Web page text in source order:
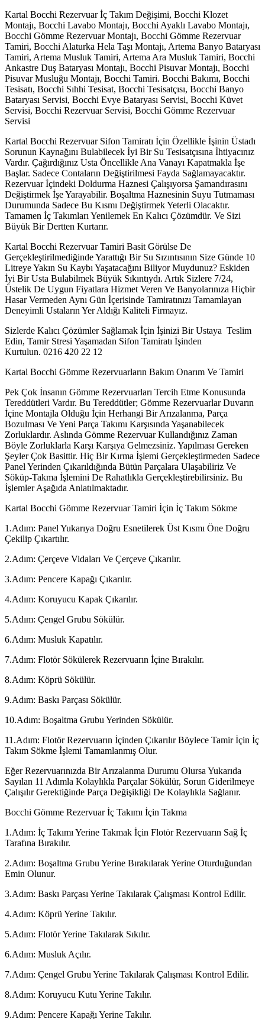
Kartal Bocchi Rezervuar İç Takım Değişimi, Bocchi Klozet
Montajı, Bocchi Lavabo Montajı, Bocchi Ayaklı Lavabo Montajı,
Bocchi Gömme Rezervuar Montajı, Bocchi Gömme Rezervuar
Tamiri, Bocchi Alaturka Hela Taşı Montajı, Artema Banyo Bataryası
Tamiri, Artema Musluk Tamiri, Artema Ara Musluk Tamiri, Bocchi
Ankastre Duş Bataryası Montajı, Bocchi Pisuvar Montajı, Bocchi
Pisuvar Musluğu Montajı, Bocchi Tamiri. Bocchi Bakımı, Bocchi
Tesisatı, Bocchi Sıhhi Tesisat, Bocchi Tesisatçısı, Bocchi Banyo
Bataryası Servisi, Bocchi Evye Bataryası Servisi, Bocchi Küvet
Servisi, Bocchi Rezervuar Servisi, Bocchi Gömme Rezervuar
Servisi
Kartal Bocchi Rezervuar Sifon Tamiratı İçin Özellikle İşinin Üstadı
Sorunun Kaynağını Bulabilecek İyi Bir Su Tesisatçısına İhtiyacınız
Vardır. Çağırdığınız Usta Öncellikle Ana Vanayı Kapatmakla İşe
Başlar. Sadece Contaların Değiştirilmesi Fayda Sağlamayacaktır.
Rezervuar İçindeki Doldurma Haznesi Çalışıyorsa Şamandırasını
Değiştirmek İşe Yarayabilir. Boşaltma Haznesinin Suyu Tutmaması
Durumunda Sadece Bu Kısmı Değiştirmek Yeterli Olacaktır.
Tamamen İç Takımları Yenilemek En Kalıcı Çözümdür. Ve Sizi
Büyük Bir Dertten Kurtarır.
Kartal Bocchi Rezervuar Tamiri Basit Görülse De
Gerçekleştirilmediğinde Yarattığı Bir Su Sızıntısının Size Günde 10
Litreye Yakın Su Kaybı Yaşatacağını Biliyor Muydunuz? Eskiden
İyi Bir Usta Bulabilmek Büyük Sıkıntıydı. Artık Sizlere 7/24,
Üstelik De Uygun Fiyatlara Hizmet Veren Ve Banyolarınıza Hiçbir
Hasar Vermeden Aynı Gün İçerisinde Tamiratınızı Tamamlayan
Deneyimli Ustaların Yer Aldığı Kaliteli Firmayız.
Sizlerde Kalıcı Çözümler Sağlamak İçin İşinizi Bir Ustaya Teslim
Edin, Tamir Stresi Yaşamadan Sifon Tamiratı İşinden
Kurtulun. 0216 420 22 12
Kartal Bocchi Gömme Rezervuarların Bakım Onarım Ve Tamiri
Pek Çok İnsanın Gömme Rezervuarları Tercih Etme Konusunda
Tereddütleri Vardır. Bu Tereddütler; Gömme Rezervuarlar Duvarın
İçine Montajla Olduğu İçin Herhangi Bir Arızalanma, Parça
Bozulması Ve Yeni Parça Takımı Karşısında Yaşanabilecek
Zorluklardır. Aslında Gömme Rezervuar Kullandığınız Zaman
Böyle Zorluklarla Karşı Karşıya Gelmezsiniz. Yapılması Gereken
Şeyler Çok Basittir. Hiç Bir Kırma İşlemi Gerçekleştirmeden Sadece
Panel Yerinden Çıkarıldığında Bütün Parçalara Ulaşabiliriz Ve
Söküp-Takma İşlemini De Rahatlıkla Gerçekleştirebilirsiniz. Bu
İşlemler Aşağıda Anlatılmaktadır.
Kartal Bocchi Gömme Rezervuar Tamiri İçin İç Takım Sökme
1.Adım: Panel Yukarıya Doğru Esnetilerek Üst Kısmı Öne Doğru
Çekilip Çıkartılır.
2.Adım: Çerçeve Vidaları Ve Çerçeve Çıkarılır.
3.Adım: Pencere Kapağı Çıkarılır.
4.Adım: Koruyucu Kapak Çıkarılır.
5.Adım: Çengel Grubu Sökülür.
6.Adım: Musluk Kapatılır.
7.Adım: Flotör Sökülerek Rezervuarın İçine Bırakılır.
8.Adım: Köprü Sökülür.
9.Adım: Baskı Parçası Sökülür.
10.Adım: Boşaltma Grubu Yerinden Sökülür.
11.Adım: Flotör Rezervuarın İçinden Çıkarılır Böylece Tamir İçin İç
Takım Sökme İşlemi Tamamlanmış Olur.
Eğer Rezervuarınızda Bir Arızalanma Durumu Olursa Yukarıda
Sayılan 11 Adımla Kolaylıkla Parçalar Sökülür, Sorun Giderilmeye
Çalışılır Gerektiğinde Parça Değişikliği De Kolaylıkla Sağlanır.
Bocchi Gömme Rezervuar İç Takımı İçin Takma
1.Adım: İç Takımı Yerine Takmak İçin Flotör Rezervuarın Sağ İç
Tarafına Bırakılır.
2.Adım: Boşaltma Grubu Yerine Bırakılarak Yerine Oturduğundan
Emin Olunur.
3.Adım: Baskı Parçası Yerine Takılarak Çalışması Kontrol Edilir.
4.Adım: Köprü Yerine Takılır.
5.Adım: Flotör Yerine Takılarak Sıkılır.
6.Adım: Musluk Açılır.
7.Adım: Çengel Grubu Yerine Takılarak Çalışması Kontrol Edilir.
8.Adım: Koruyucu Kutu Yerine Takılır.
9.Adım: Pencere Kapağı Yerine Takılır.